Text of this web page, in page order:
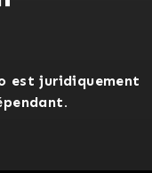
est juridiquement